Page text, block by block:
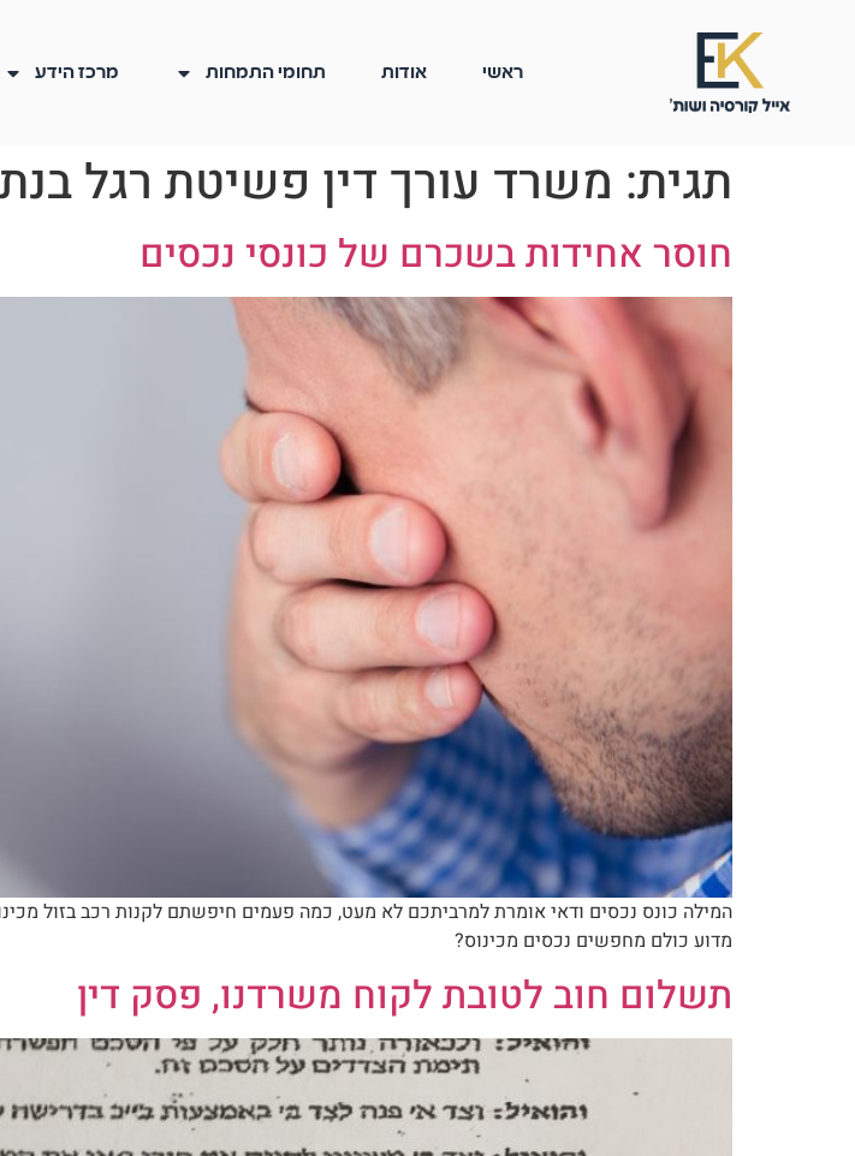
ראשי אודות תחומי התמחות מרכז הידע
תגית: משרד עורך דין פשיטת רגל
חוסר אחידות בשכרם של כונסי נכסים
המילה כונס נכסים ודאי אומרת למרביתכם לא מעט, כמה פעמים חיפשתם לקנות רכב בזול
מדוע כולם מחפשים נכסים מכינוס?
תשלום חוב לטובת לקוח משרדנו, פסק דין